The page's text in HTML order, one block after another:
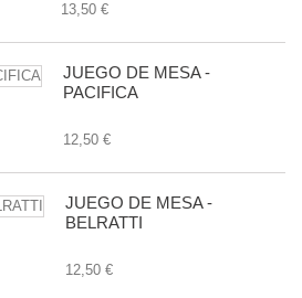
13,50 €
JUEGO DE MESA -
PACIFICA
12,50 €
JUEGO DE MESA -
BELRATTI
12,50 €